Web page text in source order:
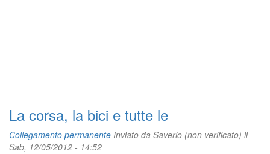
La corsa, la bici e tutte le
Collegamento permanente Inviato da Saverio (non verificato) il
Sab, 12/05/2012 - 14:52